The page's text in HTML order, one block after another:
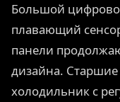
Большой
плавающий
панели
дизайна.
холодильник с